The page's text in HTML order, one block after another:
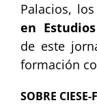
Palacios,
en
de este
formación
SOBRE